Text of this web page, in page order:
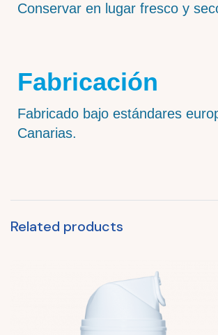
Conservar en lugar fresco y
Fabricación
Fabricado bajo estándares
Canarias.
Related products